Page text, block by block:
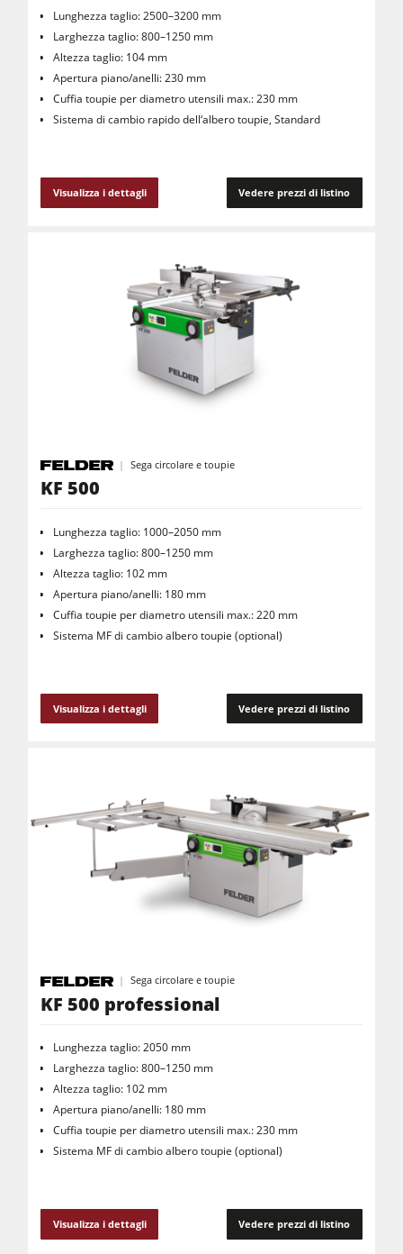
Lunghezza taglio: 2500–3200 mm
Larghezza taglio: 800–1250 mm
Altezza taglio: 104 mm
Apertura piano/anelli: 230 mm
Cuffia toupie per diametro utensili max.: 230 mm
Sistema di cambio rapido dell‘albero toupie, Standard
Visualizza i dettagli Vedere prezzi di listino
Sega circolare e toupie
KF 500
Lunghezza taglio: 1000–2050 mm
Larghezza taglio: 800–1250 mm
Altezza taglio: 102 mm
Apertura piano/anelli: 180 mm
Cuffia toupie per diametro utensili max.: 220 mm
Sistema MF di cambio albero toupie (optional)
Visualizza i dettagli Vedere prezzi di listino
Sega circolare e toupie
KF 500 professional
Lunghezza taglio: 2050 mm
Larghezza taglio: 800–1250 mm
Altezza taglio: 102 mm
Apertura piano/anelli: 180 mm
Cuffia toupie per diametro utensili max.: 230 mm
Sistema MF di cambio albero toupie (optional)
Visualizza i dettagli Vedere prezzi di listino